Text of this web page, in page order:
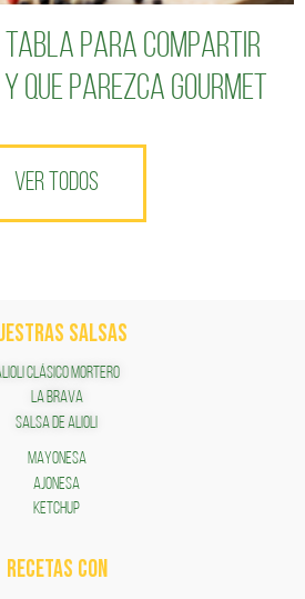
tabla para compartir
que parezca gourmet
VER TODOS
SALSAS
CLÁSICO MORTERO
LA BRAVA
SALSA DE ALIOLI
MAYONESA
AJONESA
KETCHUP
RECETAS COn